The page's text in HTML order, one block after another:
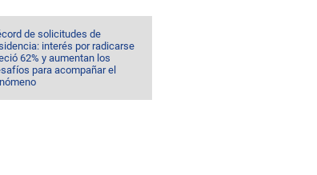
de solicitudes de
interés por radicarse
62% y aumentan los
para acompañar el